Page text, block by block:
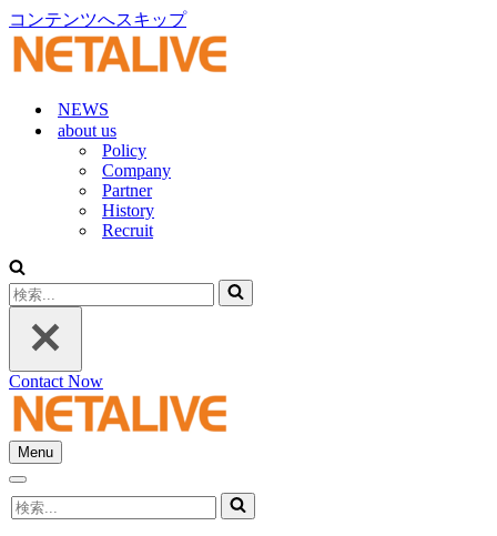
コンテンツへスキップ
NEWS
about us
Policy
Company
Partner
History
Recruit
検
索...
Contact Now
Menu
ナ
ゲ
ナ
ビ
検
索...